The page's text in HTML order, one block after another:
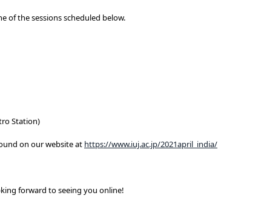
of the sessions scheduled below.
Station)
on our website at https://www.iuj.ac.jp/2021april_india/
forward to seeing you online!